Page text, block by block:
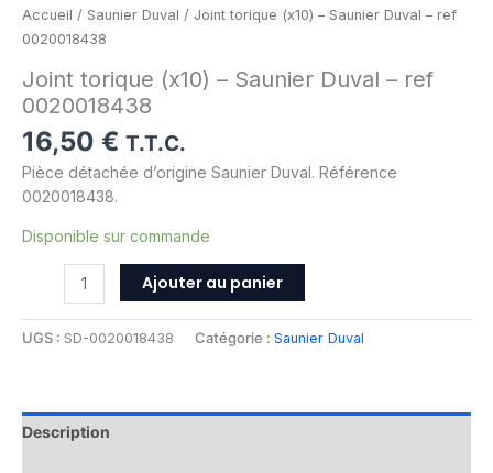
Accueil / Saunier Duval / Joint torique (x10) – Saunier Duval – ref
0020018438
Joint torique (x10) – Saunier Duval – ref
0020018438
16,50 € T.T.C.
Pièce détachée d’origine Saunier Duval. Référence
0020018438.
Disponible sur commande
Ajouter au panier
UGS : SD-0020018438 Catégorie : Saunier Duval
Description